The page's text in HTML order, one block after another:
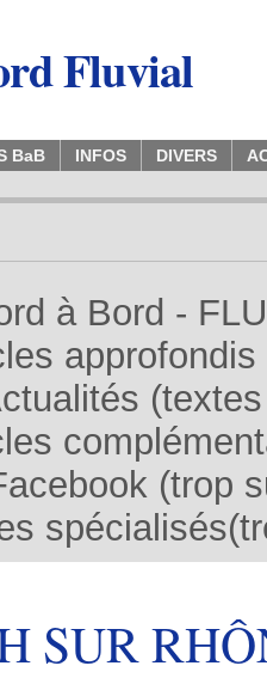
Fluvial
BaB INFOS DIVERS
à Bord -
(trop
SUR